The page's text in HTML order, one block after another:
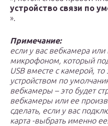
устройство связи по
».
Примечание:
если у вас вебкамера
микрофоном, который
USB вместе с камерой, то
устройством по
вебкамеры – это будет
вебкамеры или ее
сделать, если у вас
карта -выбрать именно ее.